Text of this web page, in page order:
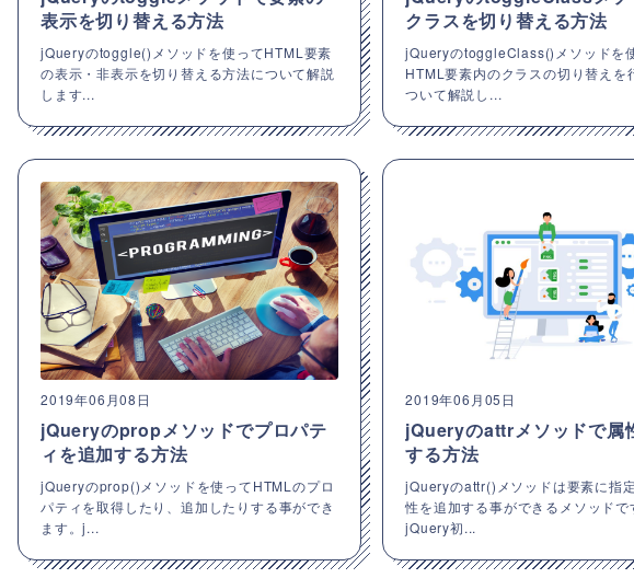
表示を切り替える方法
jQueryのtoggle()メソッドを使ってHTML要素
の表示・非表示を切り替える方法について解説
します...
クラスを切り替える方法
jQueryのtoggleClass()メソッドを
HTML要素内のクラスの切り替えを
ついて解説し...
2019年06月08日
jQueryのpropメソッドでプロパテ
ィを追加する方法
jQueryのprop()メソッドを使ってHTMLのプロ
パティを取得したり、追加したりする事ができ
ます。j...
2019年06月05日
jQueryのattrメソッドで属
する方法
jQueryのattr()メソッドは要素に指
性を追加する事ができるメソッドで
jQuery初...